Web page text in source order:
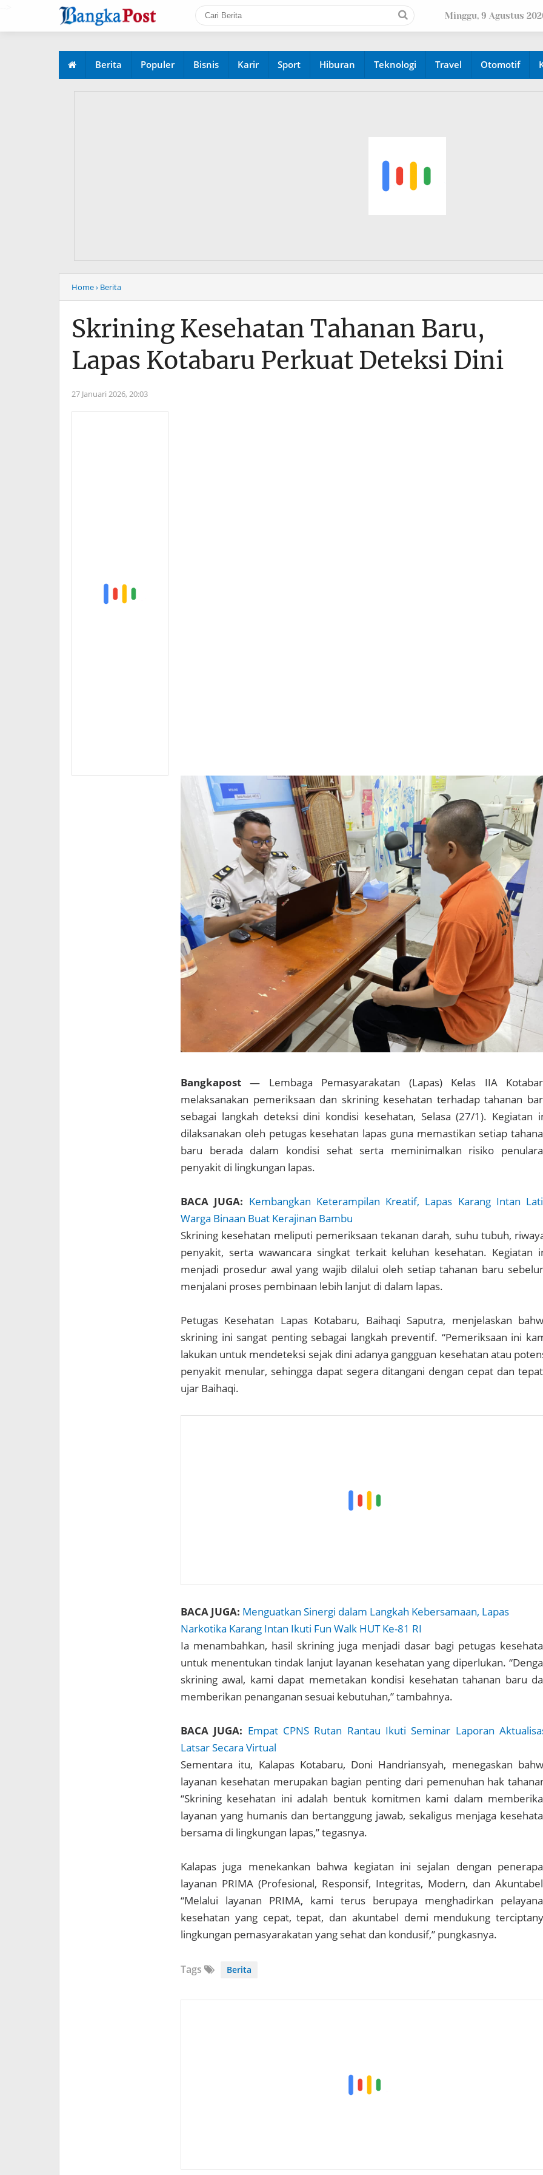
Minggu, 9 Agustus
Berita Populer Bisnis Karir Sport Hiburan Teknologi Travel Otomotif
Home› Berita
Skrining Kesehatan Tahanan Baru,
Lapas Kotabaru Perkuat Deteksi Dini
27 Januari 2026, 20:03
Bangkapost— Lembaga Pemasyarakatan (Lapas) Kelas IIA
melaksanakan pemeriksaan dan skrining kesehatan terhadap tahanan
sebagai langkah deteksi dini kondisi kesehatan, Selasa (27/1). Kegiatan
dilaksanakan oleh petugas kesehatan lapas guna memastikan setiap
baru berada dalam kondisi sehat serta meminimalkan risiko
penyakit di lingkungan lapas.
BACA JUGA: Kembangkan Keterampilan Kreatif, Lapas Karang Intan
Warga Binaan Buat Kerajinan Bambu
Skrining kesehatan meliputi pemeriksaan tekanan darah, suhu tubuh,
penyakit, serta wawancara singkat terkait keluhan kesehatan. Kegiatan
menjadi prosedur awal yang wajib dilalui oleh setiap tahanan baru
menjalani proses pembinaan lebih lanjut di dalam lapas.
Petugas Kesehatan Lapas Kotabaru, Baihaqi Saputra, menjelaskan
skrining ini sangat penting sebagai langkah preventif. “Pemeriksaan ini
lakukan untuk mendeteksi sejak dini adanya gangguan kesehatan atau
penyakit menular, sehingga dapat segera ditangani dengan cepat dan
ujar Baihaqi.
BACA JUGA: Menguatkan Sinergi dalam Langkah Kebersamaan, Lapas
Narkotika Karang Intan Ikuti Fun Walk HUT Ke-81 RI
Ia menambahkan, hasil skrining juga menjadi dasar bagi petugas
untuk menentukan tindak lanjut layanan kesehatan yang diperlukan.
skrining awal, kami dapat memetakan kondisi kesehatan tahanan baru
memberikan penanganan sesuai kebutuhan,” tambahnya.
BACA JUGA: Empat CPNS Rutan Rantau Ikuti Seminar Laporan
Latsar Secara Virtual
Sementara itu, Kalapas Kotabaru, Doni Handriansyah, menegaskan
layanan kesehatan merupakan bagian penting dari pemenuhan hak
“Skrining kesehatan ini adalah bentuk komitmen kami dalam
layanan yang humanis dan bertanggung jawab, sekaligus menjaga
bersama di lingkungan lapas,” tegasnya.
Kalapas juga menekankan bahwa kegiatan ini sejalan dengan
layanan PRIMA (Profesional, Responsif, Integritas, Modern, dan
“Melalui layanan PRIMA, kami terus berupaya menghadirkan
kesehatan yang cepat, tepat, dan akuntabel demi mendukung
lingkungan pemasyarakatan yang sehat dan kondusif,” pungkasnya.
Tags Berita